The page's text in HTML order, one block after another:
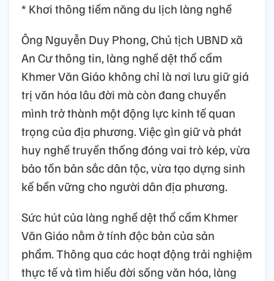
* Khơi thông tiềm năng du lịch làng nghề
Ông Nguyễn Duy Phong, Chủ tịch UBND xã
An Cư thông tin, làng nghề dệt thổ cẩm
Khmer Văn Giáo không chỉ là nơi lưu giữ giá
trị văn hóa lâu đời mà còn đang chuyển
mình trở thành một động lực kinh tế quan
trọng của địa phương. Việc gìn giữ và phát
huy nghề truyền thống đóng vai trò kép, vừa
bảo tồn bản sắc dân tộc, vừa tạo dựng sinh
kế bền vững cho người dân địa phương.
Sức hút của làng nghề dệt thổ cẩm Khmer
Văn Giáo nằm ở tính độc bản của sản
phẩm. Thông qua các hoạt động trải nghiệm
thực tế và tìm hiểu đời sống văn hóa, làng